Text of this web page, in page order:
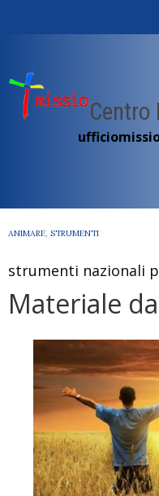
ANIMARE, STRUMENTI
strumenti nazionali
Materiale